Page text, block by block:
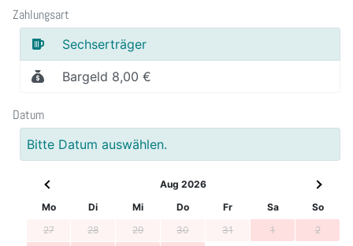
Zahlungsart
Sechserträger
Bargeld 8,00 €
Datum
Bitte Datum auswählen.
Aug 2026
Mo
Di Mi Do Fr Sa
So
27
28 29 30 31 1
2